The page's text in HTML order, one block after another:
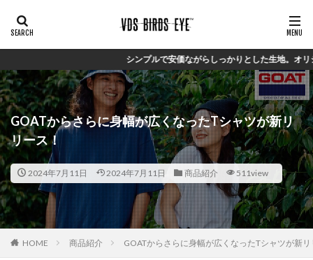
シンプルで安価ながらしっかりとした生地。オリジナルブランド【VDS】
GOATからさらに身幅が広くなったTシャツが新リ
リース！
2024年7月11日 2024年7月11日 商品紹介 511view
HOME 商品紹介 GOATからさらに身幅が広くなったTシャツが新